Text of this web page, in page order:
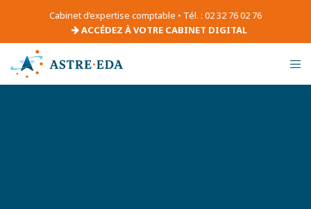
Cabinet d’expertise comptable • Tél. : 02 32 76 02 76
ACCÉDEZ À VOTRE CABINET DIGITAL